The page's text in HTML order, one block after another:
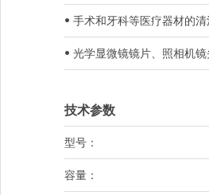
• 手术和牙科等医疗器材的
• 光学显微镜镜片、照相机
技术参数
型号：
容量：